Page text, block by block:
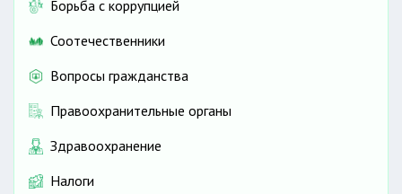
Борьба с коррупцией
Соотечественники
Вопросы гражданства
Правоохранительные органы
Здравоохранение
Налоги